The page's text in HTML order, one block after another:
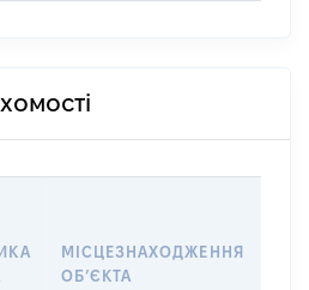
МІСЦЕЗНАХОДЖЕННЯ
ОБʼЄКТА